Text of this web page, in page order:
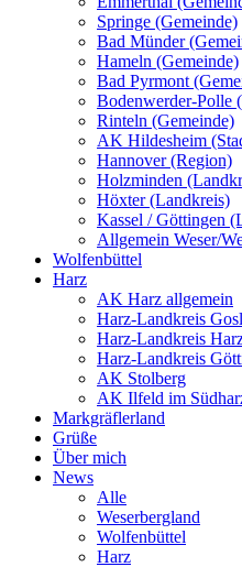
Springe (Gemeinde)
Bad Münder
Hameln (Gemeinde)
Bad Pyrmont
Bodenwerder-Polle
Rinteln (Gemeinde)
AK Hildesheim
Hannover (Region)
Holzminden
Höxter (Landkreis)
Kassel / Göttingen
Allgemein Weser/
Wolfenbüttel
Harz
AK Harz allgemein
Harz-Landkreis
Harz-Landkreis
Harz-Landkreis
AK Stolberg
AK Ilfeld im
Markgräflerland
Grüße
Über mich
News
Alle
Weserbergland
Wolfenbüttel
Harz